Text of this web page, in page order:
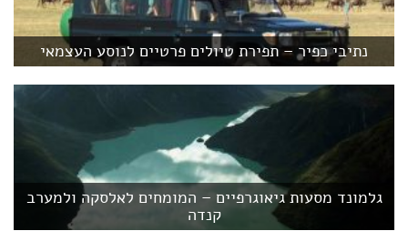
נתיבי כפיר – תפירת טיולים פרטיים לנוסע העצמאי
גלמונד מסעות גיאוגרפיים – המומחים לאלסקה ולמערב
קנדה